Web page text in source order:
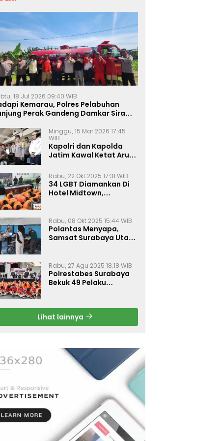
18 Jul 2026 09:40 WIB
Kemarau, Polres Pelabuhan
Perak Gandeng Damkar Siram
Minggu, 15 Mar 2026 17:45
WIB
Kapolri dan Kapolda
Jatim Kawal Ketat Arus
Rabu, 22 Okt 2025 17:31 WIB
34 LGBT Diamankan Di
Hotel Midtown,
Rabu, 08 Okt 2025 15:44 WIB
Polantas Menyapa,
Samsat Surabaya Utara
Rabu, 27 Agu 2025 18:18 WIB
Polrestabes Surabaya
Bekuk 49 Pelaku
Gratis
Lihat lainnya